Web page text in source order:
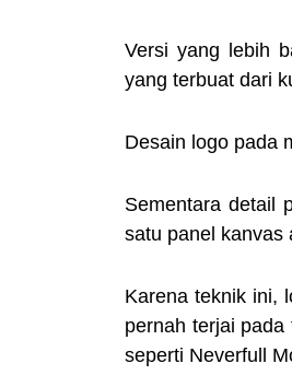
Versi yang lebih
yang terbuat dari
Desain logo pada
Sementara detail
satu panel kanvas
Karena teknik ini,
pernah terjai
seperti Neverfull